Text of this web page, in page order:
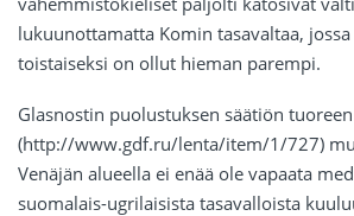
lukuunottamatta Komin tasavaltaa,
toistaiseksi on ollut hieman parempi.
Glasnostin puolustuksen säätiön
(http://www.gdf.ru/lenta/item/1/727)
Venäjän alueella ei enää ole vapaata
suomalais-ugrilaisista tasavalloista